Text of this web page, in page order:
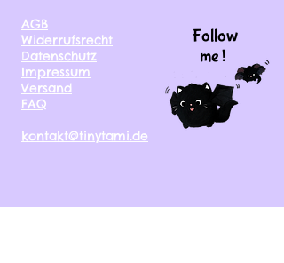
AGB
Widerrufsrecht
Datenschutz
Impressum
Versand
FAQ
kontakt@tinytami.de
Follow
me !